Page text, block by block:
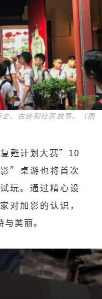
、古迹和社区故事。（图
甦计划大赛”10
”桌游也将首次
玩。通过精心设
对加影的认识，
美丽。